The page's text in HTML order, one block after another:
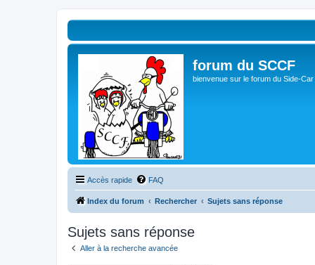
forum du SCCF
bienvenue sur le forum du Side-
Accès rapide FAQ
Index du forum Rechercher Sujets sans réponse
Sujets sans réponse
Aller à la recherche avancée